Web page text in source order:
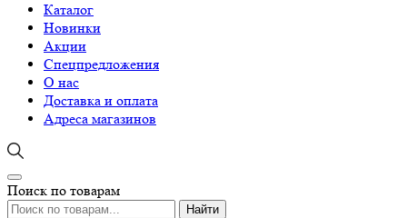
Каталог
Новинки
Акции
Спецпредложения
О нас
Доставка и оплата
Адреса магазинов
Поиск по товарам
Найти